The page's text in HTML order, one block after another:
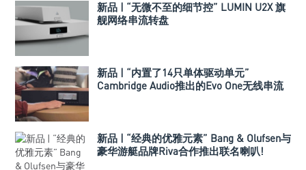
新品 | “无微不至的细节控” LUMIN U2X 旗
舰网络串流转盘
新品 | “内置了14只单体驱动单元”
Cambridge Audio推出的Evo One无线串流
新品 | “经典的优雅元素” Bang & Olufsen与
豪华游艇品牌Riva合作推出联名喇叭!